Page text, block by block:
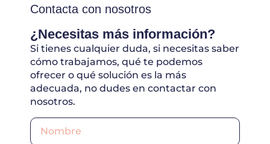
Contacta con nosotros
¿Necesitas más información?
Si tienes cualquier duda, si necesitas saber
cómo trabajamos, qué te podemos
ofrecer o qué solución es la más
adecuada, no dudes en contactar con
nosotros.